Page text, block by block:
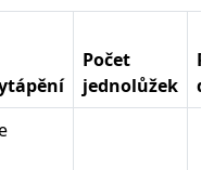
Počet
jednolůžek